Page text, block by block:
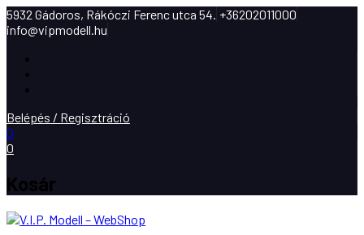
5932 Gádoros, Rákóczi Ferenc utca 54. +36202011000
info@vipmodell.hu
Belépés / Regisztráció
0
0
Kosár